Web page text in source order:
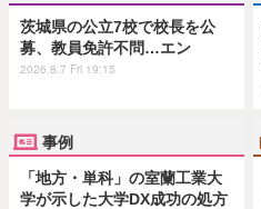
茨城県の公立7校で校長を公
募、教員免許不問…エン
2026.8.7 Fri 19:15
事例
「地方・単科」の室蘭工業大
学が示した大学DX成功の処方